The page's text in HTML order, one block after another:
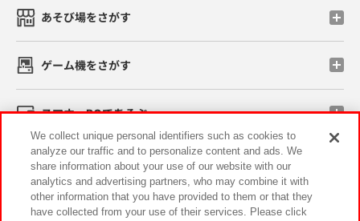
あそび場をさがす
ゲーム機をさがす
スマホ・PCであそぶ
イベント・キャンペーン
We collect unique personal identifiers such as cookies to
analyze our traffic and to personalize content and ads. We
share information about your use of our website with our
analytics and advertising partners, who may combine it with
other information that you have provided to them or that they
have collected from your use of their services. Please click